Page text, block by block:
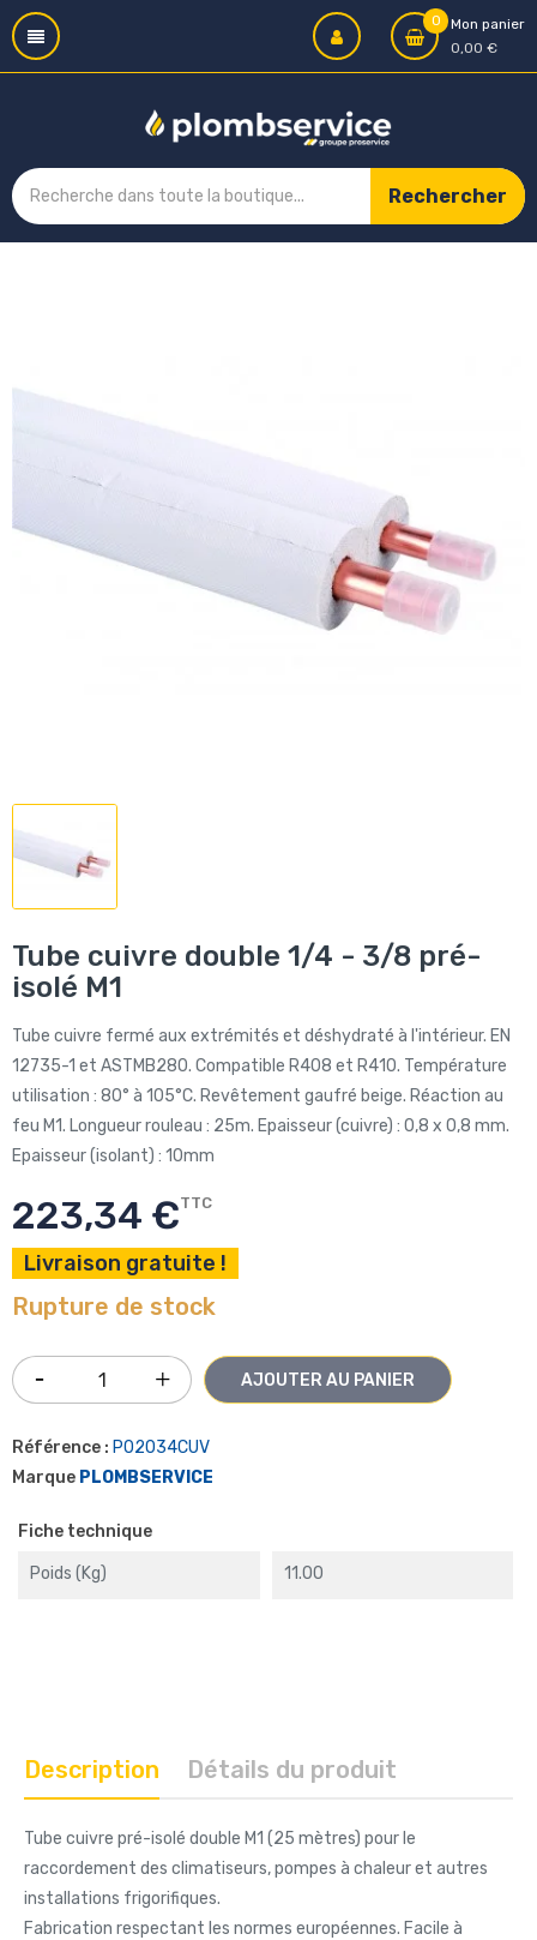
0
Mon panier
0,00 €
Rechercher
Tube cuivre double 1/4 - 3/8 pré-
isolé M1
Tube cuivre fermé aux extrémités et déshydraté à l'intérieur. EN
12735-1 et ASTMB280. Compatible R408 et R410. Température
utilisation : 80° à 105°C. Revêtement gaufré beige. Réaction au
feu M1. Longueur rouleau : 25m. Epaisseur (cuivre) : 0,8 x 0,8 mm.
Epaisseur (isolant) : 10mm
223,34 €TTC
Livraison gratuite !
Rupture de stock
AJOUTER AU PANIER
Référence : P02034CUV
Marque PLOMBSERVICE
Fiche technique
Poids (kg) 11.00
Description Détails du produit
Tube cuivre pré-isolé double M1 (25 mètres) pour le
raccordement des climatiseurs, pompes à chaleur et autres
installations frigorifiques.
Fabrication respectant les normes européennes. Facile à